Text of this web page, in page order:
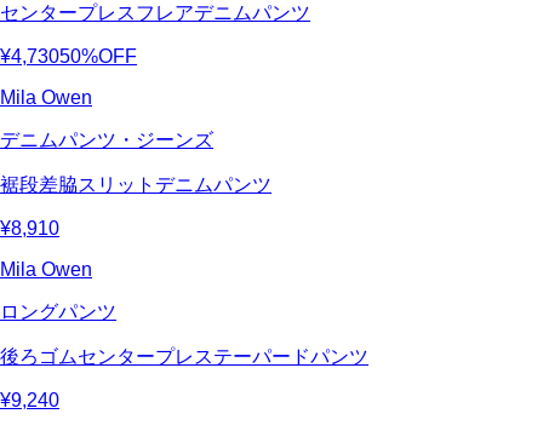
センタープレスフレアデニムパンツ
¥4,73050%OFF
Mila Owen
デニムパンツ・ジーンズ
裾段差脇スリットデニムパンツ
¥8,910
Mila Owen
ロングパンツ
後ろゴムセンタープレステーパードパンツ
¥9,240